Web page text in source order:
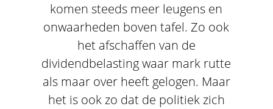
komen steeds meer leugens en
onwaarheden boven tafel. Zo ook
het afschaffen van de
dividendbelasting waar mark rutte
als maar over heeft gelogen. Maar
het is ook zo dat de politiek zich